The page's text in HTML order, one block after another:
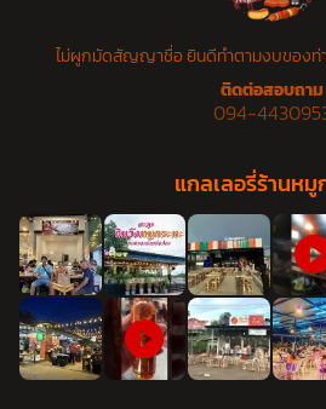
ไม่ผูกมัดสัญญาชื่อ ยินดีทำตามงบของท่า
ติดต่อสอบถาม
094-
แกลเลอรี่ร้านหมู